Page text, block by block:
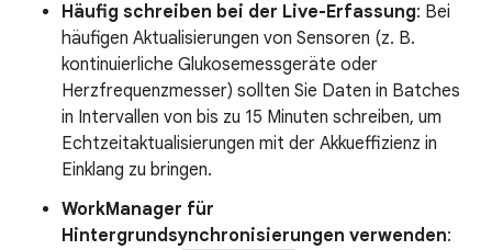
Häufig schreiben bei der Live-Erfassung: Bei
häufigen Aktualisierungen von Sensoren (z. B.
kontinuierliche Glukosemessgeräte oder
Herzfrequenzmesser) sollten Sie Daten in Batches
in Intervallen von bis zu 15 Minuten schreiben, um
Echtzeitaktualisierungen mit der Akkueffizienz in
Einklang zu bringen.
WorkManager für
Hintergrundsynchronisierungen verwenden: